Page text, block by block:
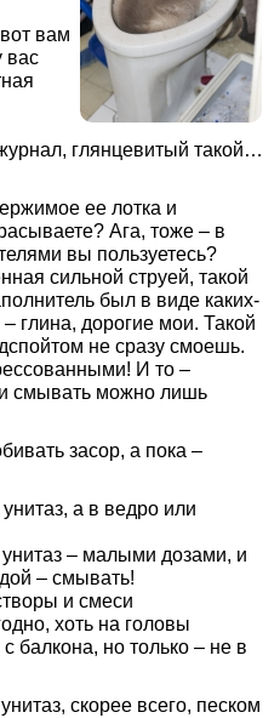
вам
вас
глянцевитый такой…
ее лотка и
Ага, тоже – в
вы пользуетесь?
сильной струей, такой
был в виде каких-
глина, дорогие мои. Такой
не сразу смоешь.
И то –
смывать можно лишь
засор, а пока –
а в ведро или
– малыми дозами, и
– смывать!
и смеси
хоть на головы
балкона, но только – не в
скорее всего, песком